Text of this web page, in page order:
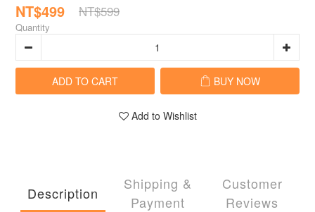
NT$499 NT$599
Quantity
ADD TO CART BUY NOW
Add to Wishlist
Description
Shipping &
Payment
Customer
Reviews